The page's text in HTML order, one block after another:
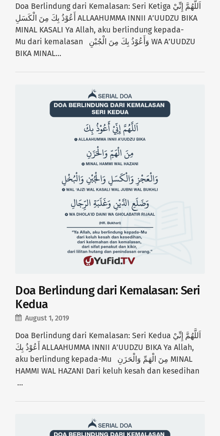
Doa Berlindung dari Kemalasan: Seri Ketiga اَللَّهُمَّ إِنِّيْ
أَعُوْذُ بِكَ مِنَ الْكَسَلِ ALLAAHUMMA INNII A’UUDZU BIKA
MINAL KASALI Ya Allah, aku berlindung kepada-
Mu dari kemalasan وَأَعُوْذُ بِكَ مِنَ الْجُبْنِ WA A’UUDZU
BIKA MINAL…
Doa Berlindung dari Kemalasan: Seri
Kedua
August 1, 2019
Doa Berlindung dari Kemalasan: Seri Kedua اَللَّهُمَّ إِنِّيْ
أَعُوْذُ بِكَ ALLAAHUMMA INNII A’UUDZU BIKA Ya Allah,
aku berlindung kepada-Mu مِنَ الْهَمِّ وَالْحَزَنِ MINAL
HAMMI WAL HAZANI Dari keluh kesah dan kesedihan
…